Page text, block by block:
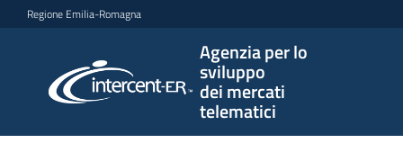
Vai al contenuto
Vai alla navigazione
Vai al footer
Regione Emilia-Romagna
Agenzia per lo
sviluppo
dei mercati
telematici
per lo
sviluppo